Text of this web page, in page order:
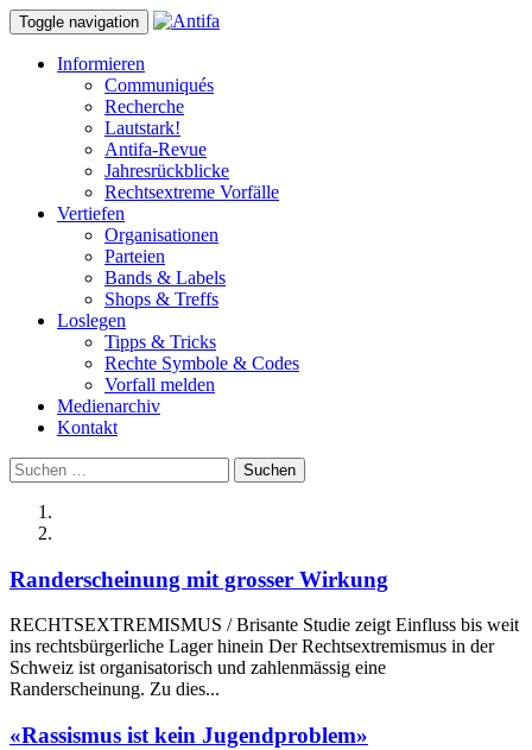
Toggle navigation
Informieren
Communiqués
Recherche
Lautstark!
Antifa-Revue
Jahresrückblicke
Rechtsextreme Vorfälle
Vertiefen
Organisationen
Parteien
Bands & Labels
Shops & Treffs
Loslegen
Tipps & Tricks
Rechte Symbole & Codes
Vorfall melden
Medienarchiv
Kontakt
Suchen
nach:
Randerscheinung mit grosser Wirkung
RECHTSEXTREMISMUS / Brisante Studie zeigt Einfluss bis weit
ins rechtsbürgerliche Lager hinein Der Rechtsextremismus in der
Schweiz ist organisatorisch und zahlenmässig eine
Randerscheinung. Zu dies...
«Rassismus ist kein Jugendproblem»